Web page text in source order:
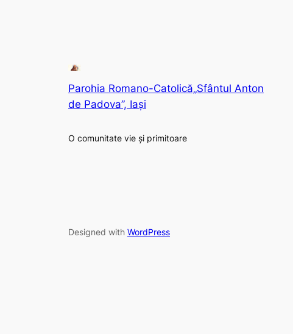
Parohia Romano-Catolică„Sfântul Anton
de Padova”, Iași
O comunitate vie și primitoare
Designed with WordPress